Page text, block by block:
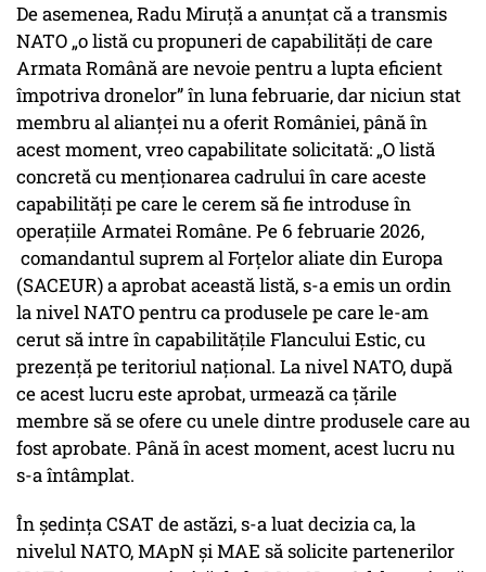
De asemenea, Radu Miruță a anunțat că a transmis
NATO „o listă cu propuneri de capabilități de care
Armata Română are nevoie pentru a lupta eficient
împotriva dronelor” în luna februarie, dar niciun stat
membru al alianței nu a oferit României, până în
acest moment, vreo capabilitate solicitată: „O listă
concretă cu menționarea cadrului în care aceste
capabilități pe care le cerem să fie introduse în
operațiile Armatei Române. Pe 6 februarie 2026,
comandantul suprem al Forțelor aliate din Europa
(SACEUR) a aprobat această listă, s-a emis un ordin
la nivel NATO pentru ca produsele pe care le-am
cerut să intre în capabilitățile Flancului Estic, cu
prezență pe teritoriul național. La nivel NATO, după
ce acest lucru este aprobat, urmează ca țările
membre să se ofere cu unele dintre produsele care au
fost aprobate. Până în acest moment, acest lucru nu
s-a întâmplat.
În ședința CSAT de astăzi, s-a luat decizia ca, la
nivelul NATO, MApN și MAE să solicite partenerilor